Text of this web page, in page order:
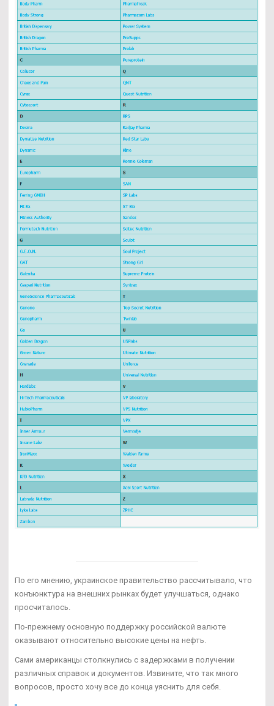
По его мнению, украинское правительство рассчитывало, что
конъюнктура на внешних рынках будет улучшаться, однако
просчиталось.
По-прежнему основную поддержку российской валюте
оказывают относительно высокие цены на нефть.
Сами американцы столкнулись с задержками в получении
различных справок и документов. Извините, что так много
вопросов, просто хочу все до конца уяснить для себя.